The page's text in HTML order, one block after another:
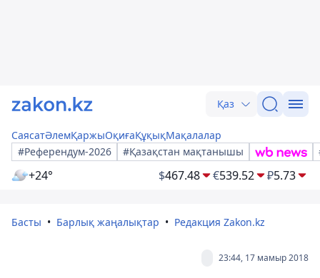
Қаз
СаясатӘлемҚаржыОқиғаҚұқықМақалалар
#Референдум-2026
#Қазақстан мақтанышы
+24° $467.48 €539.52 ₽5.73
Басты Барлық жаңалықтар Редакция Zakon.kz
23:44, 17 мамыр 2018